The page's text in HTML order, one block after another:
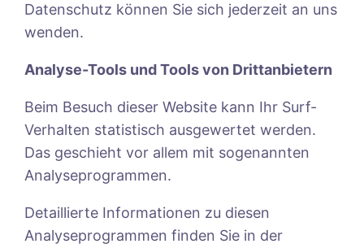
Datenschutz können Sie sich jederzeit an uns
wenden.
Analyse-Tools und Tools von Drittanbietern
Beim Besuch dieser Website kann Ihr Surf-
Verhalten statistisch ausgewertet werden.
Das geschieht vor allem mit sogenannten
Analyseprogrammen.
Detaillierte Informationen zu diesen
Analyseprogrammen finden Sie in der